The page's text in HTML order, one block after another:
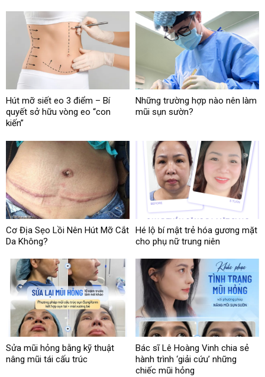
Hút mỡ siết eo 3 điểm – Bí
quyết sở hữu vòng eo “con
kiến”
Những trường hợp nào nên làm
mũi sụn sườn?
Cơ Địa Sẹo Lồi Nên Hút Mỡ Cắt
Da Không?
Hé lộ bí mật trẻ hóa gương mặt
cho phụ nữ trung niên
Sửa mũi hỏng bằng kỹ thuật
nâng mũi tái cấu trúc
Bác sĩ Lê Hoàng Vinh chia sẻ
hành trình ‘giải cứu’ những
chiếc mũi hỏng